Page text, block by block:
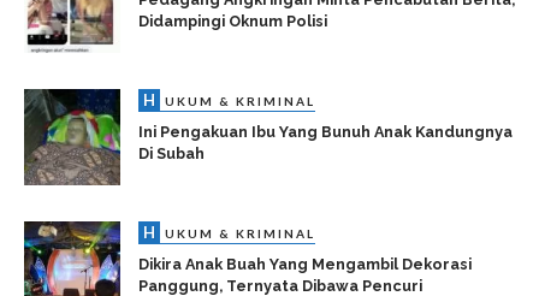
Didampingi Oknum Polisi
H UKUM & KRIMINAL
Ini Pengakuan Ibu Yang Bunuh Anak Kandungnya
Di Subah
H UKUM & KRIMINAL
Dikira Anak Buah Yang Mengambil Dekorasi
Panggung, Ternyata Dibawa Pencuri